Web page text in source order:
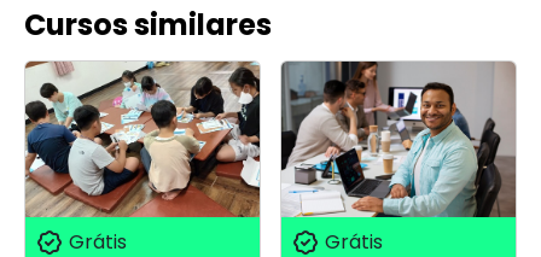
Cursos similares
Grátis Grátis